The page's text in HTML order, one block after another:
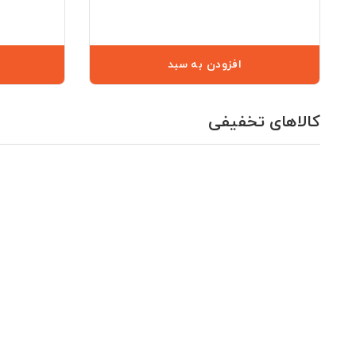
افزودن به سبد
کالاهای تخفیفی